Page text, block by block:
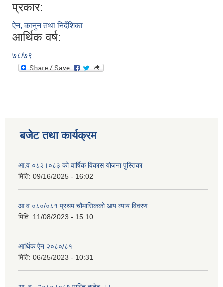
प्रकार:
ऐन, कानुन तथा निर्देशिका
आर्थिक वर्ष:
७८/७९
बजेट तथा कार्यक्रम
आ.व ०८२।०८३ को वार्षिक विकास योजना पुस्तिका
मिति: 09/16/2025 - 16:02
आ.व ०८०/०८१ प्रथम चौमासिकको आय व्याय विवरण
मिति: 11/08/2023 - 15:10
आर्थिक ऐन २०८०/८१
मिति: 06/25/2023 - 10:31